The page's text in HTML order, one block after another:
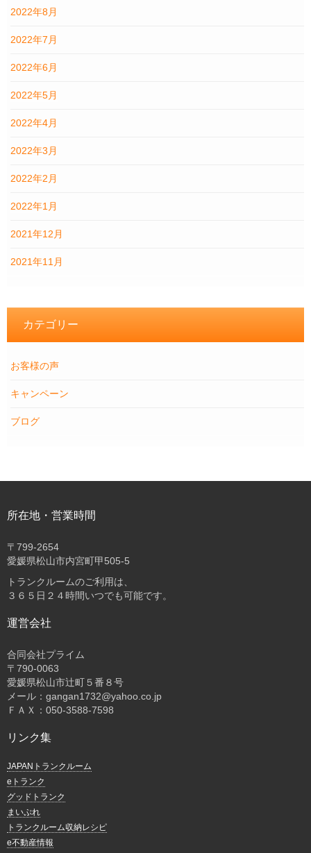
2022年8月
2022年7月
2022年6月
2022年5月
2022年4月
2022年3月
2022年2月
2022年1月
2021年12月
2021年11月
カテゴリー
お客様の声
キャンペーン
ブログ
所在地・営業時間
〒 799-2654
愛媛県松山市内宮町甲505-5
トランクルームのご利用は、
３６５日２４時間いつでも可能です。
運営会社
合同会社プライム
〒 790-0063
愛媛県松山市辻町５番８号
メール：gangan1732@yahoo.co.jp
ＦＡＸ：050-3588-7598
リンク集
JAPANトランクルーム
eトランク
グッドトランク
まいぷれ
トランクルーム収納レシピ
e不動産情報